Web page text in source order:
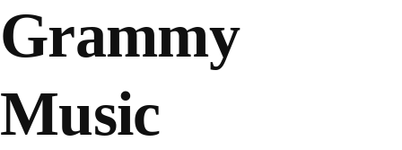
Grammy
Music